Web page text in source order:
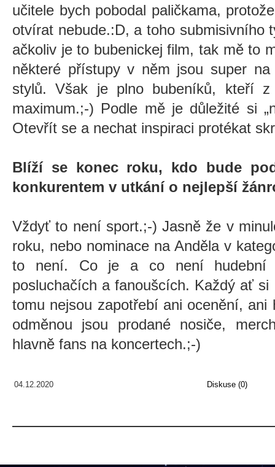
učitele bych pobodal paličkama,
otvírat nebude.:D, a toho submisivního
ačkoliv je to bubenickej film, tak mě to
některé přístupy v něm jsou super
stylů. Však je plno bubeníků, kteří z
maximum.;-) Podle mě je důležité si „
Otevřít se a nechat inspiraci protékat
Blíží se konec roku, kdo bude
konkurentem v utkání o nejlepší
Vždyť to není sport.;-) Jasně že v
roku, nebo nominace na Anděla v
to není. Co je a co není hudební
posluchačích a fanoušcích. Každý ať
tomu nejsou zapotřebí ani ocenění, ani
odměnou jsou prodané nosiče,
hlavně fans na koncertech.;-)
04.12.2020 Diskuse (0)